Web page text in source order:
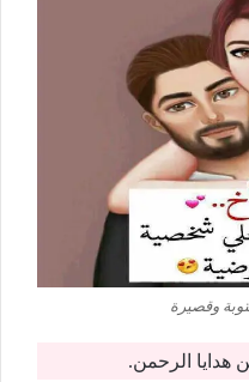
وقصيرة
هدايا الرحمن.